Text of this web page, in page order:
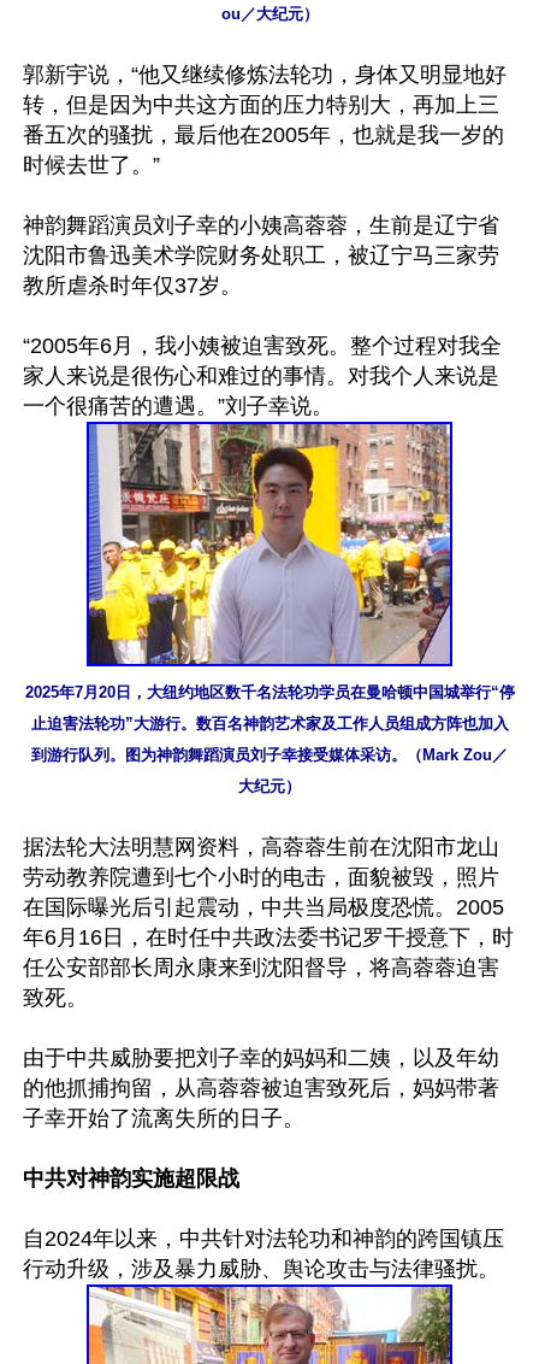
ou／大纪元）
郭新宇说，“他又继续修炼法轮功，身体又明显地好
转，但是因为中共这方面的压力特别大，再加上三
番五次的骚扰，最后他在2005年，也就是我一岁的
时候去世了。”
神韵舞蹈演员刘子幸的小姨高蓉蓉，生前是辽宁省
沈阳市鲁迅美术学院财务处职工，被辽宁马三家劳
教所虐杀时年仅37岁。
“2005年6月，我小姨被迫害致死。整个过程对我全
家人来说是很伤心和难过的事情。对我个人来说是
2025年7月20日，大纽约地区数千名法轮功学员在曼哈顿中国城举行“停
止迫害法轮功”大游行。数百名神韵艺术家及工作人员组成方阵也加入
到游行队列。图为神韵舞蹈演员刘子幸接受媒体采访。（Mark Zou／
大纪元）
据法轮大法明慧网资料，高蓉蓉生前在沈阳市龙山
劳动教养院遭到七个小时的电击，面貌被毁，照片
在国际曝光后引起震动，中共当局极度恐慌。2005
年6月16日，在时任中共政法委书记罗干授意下，时
任公安部部长周永康来到沈阳督导，将高蓉蓉迫害
致死。
由于中共威胁要把刘子幸的妈妈和二姨，以及年幼
的他抓捕拘留，从高蓉蓉被迫害致死后，妈妈带著
子幸开始了流离失所的日子。
中共对神韵实施超限战
自2024年以来，中共针对法轮功和神韵的跨国镇压